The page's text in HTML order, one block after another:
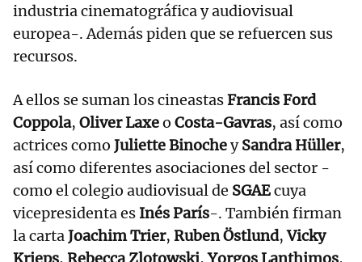
industria cinematográfica y audiovisual
europea-. Además piden que se refuercen sus
recursos.
A ellos se suman los cineastasFrancis Ford
Coppola, Oliver Laxeo Costa-Gavras, así como
actrices como Juliette BinocheySandra Hüller,
así como diferentes asociaciones del sector -
como el colegio audiovisual de SGAEcuya
vicepresidenta es Inés París-. También firman
la cartaJoachim Trier, Ruben Östlund,Vicky
Krieps, Rebecca Zlotowski,Yorgos Lanthimos,